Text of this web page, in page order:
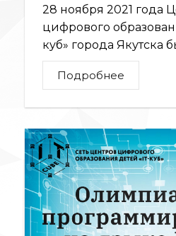
28 ноября 2021 года
цифрового
куб» города Якутска
Подробнее